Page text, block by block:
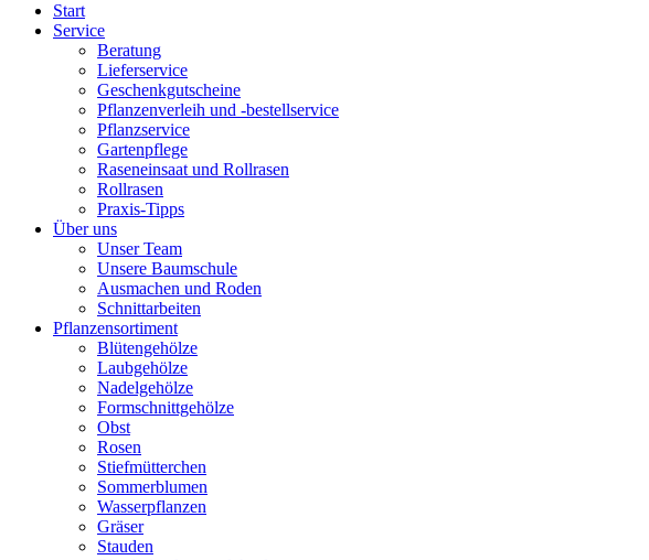
Start
Service
Beratung
Lieferservice
Geschenkgutscheine
Pflanzenverleih und -bestellservice
Pflanzservice
Gartenpflege
Raseneinsaat und Rollrasen
Rollrasen
Praxis-Tipps
Über uns
Unser Team
Unsere Baumschule
Ausmachen und Roden
Schnittarbeiten
Pflanzensortiment
Blütengehölze
Laubgehölze
Nadelgehölze
Formschnittgehölze
Obst
Rosen
Stiefmütterchen
Sommerblumen
Wasserpflanzen
Gräser
Stauden